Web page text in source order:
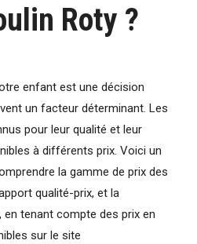
Roty ?
enfant est une décision
un facteur déterminant. Les
pour leur qualité et leur
à différents prix. Voici un
la gamme de prix des
qualité-prix, et la
tenant compte des prix en
sur le site